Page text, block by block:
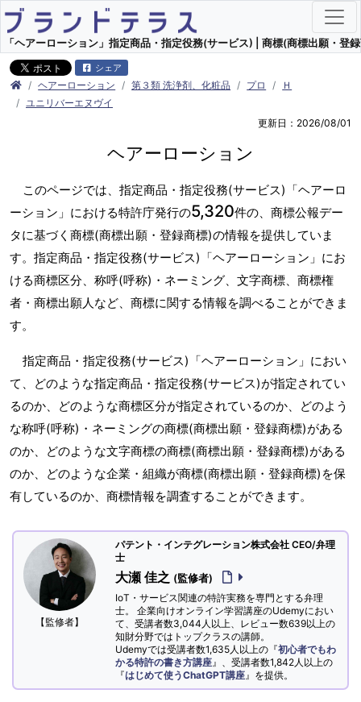
「ヘアーローション」指定商品・指定役務(サービス) | 商標(商標出願・登
シェア
ヘアーローション 第３類 洗浄剤、化粧品 プロ
Ｈ
ユニリバーエヌヴイ
更新日：2026/08/01
ヘアーローション
このページでは、指定商品・指定役務(サービス)「ヘアーロ
ーション」における特許庁発行の5,320件の、商標公報デー
タに基づく商標(商標出願・登録商標)の情報を提供していま
す。指定商品・指定役務(サービス)「ヘアーローション」にお
ける商標区分、称呼(呼称)・ネーミング、文字商標、商標権
者・商標出願人など、商標に関する情報を調べることができま
す。
指定商品・指定役務(サービス)「ヘアーローション」におい
て、どのような指定商品・指定役務(サービス)が指定されてい
るのか、どのような商標区分が指定されているのか、どのよう
な称呼(呼称)・ネーミングの商標(商標出願・登録商標)がある
のか、どのような文字商標の商標(商標出願・登録商標)がある
のか、どのような企業・組織が商標(商標出願・登録商標)を保
有しているのか、商標情報を調査することができます。
【監修者】
パテント・インテグレーション株式会社 CEO/弁理
士
大瀬 佳之 (監修者)
IoT・サービス関連の特許実務を専門とする弁理
士。 企業向けオンライン学習講座のUdemyにおい
て、受講者数3,044人以上、レビュー数639以上の
知財分野ではトップクラスの講師。
Udemyでは受講者数1,635人以上の『初心者でもわ
かる特許の書き方講座 』、受講者数1,842人以上の
『はじめて使うChatGPT講座 』を提供。